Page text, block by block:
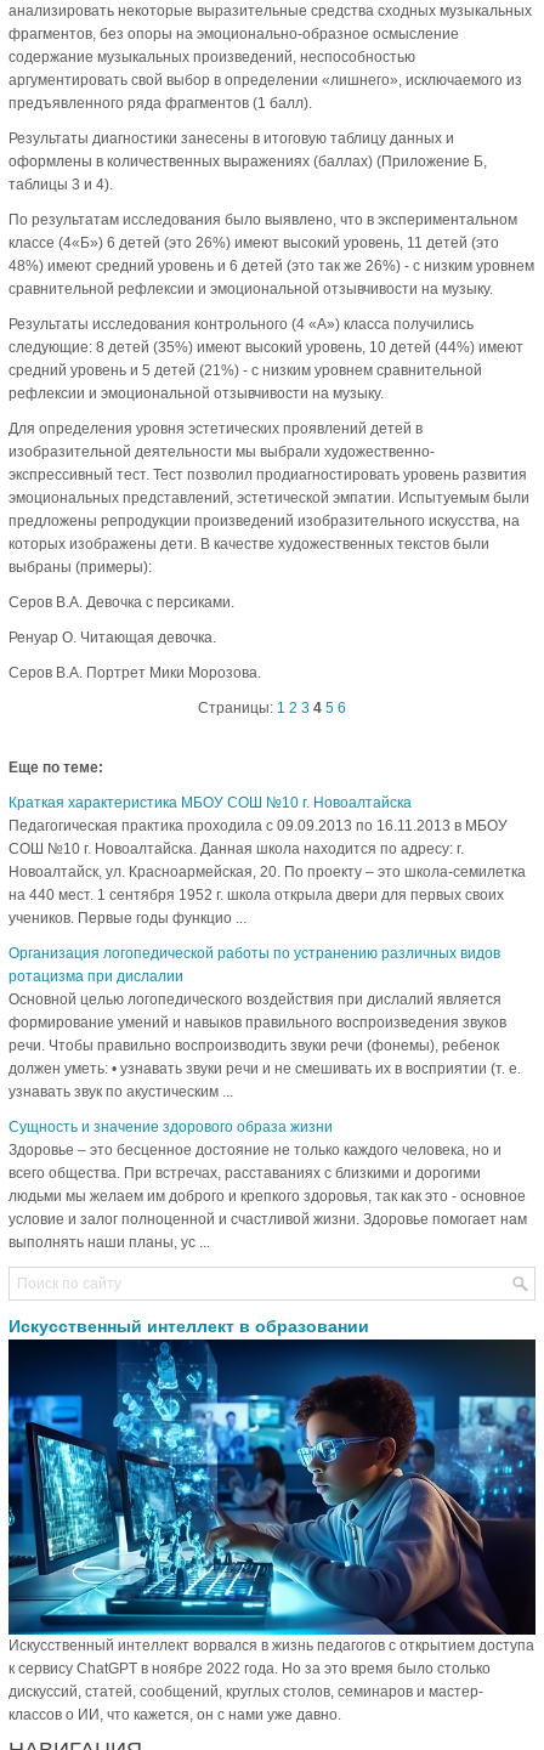
анализировать некоторые выразительные средства сходных музыкальных
фрагментов, без опоры на эмоционально-образное осмысление
содержание музыкальных произведений, неспособностью
аргументировать свой выбор в определении «лишнего», исключаемого из
предъявленного ряда фрагментов (1 балл).
Результаты диагностики занесены в итоговую таблицу данных и
оформлены в количественных выражениях (баллах) (Приложение Б,
таблицы 3 и 4).
По результатам исследования было выявлено, что в экспериментальном
классе (4«Б») 6 детей (это 26%) имеют высокий уровень, 11 детей (это
48%) имеют средний уровень и 6 детей (это так же 26%) - с низким уровнем
сравнительной рефлексии и эмоциональной отзывчивости на музыку.
Результаты исследования контрольного (4 «А») класса получились
следующие: 8 детей (35%) имеют высокий уровень, 10 детей (44%) имеют
средний уровень и 5 детей (21%) - с низким уровнем сравнительной
рефлексии и эмоциональной отзывчивости на музыку.
Для определения уровня эстетических проявлений детей в
изобразительной деятельности мы выбрали художественно-
экспрессивный тест. Тест позволил продиагностировать уровень развития
эмоциональных представлений, эстетической эмпатии. Испытуемым были
предложены репродукции произведений изобразительного искусства, на
которых изображены дети. В качестве художественных текстов были
выбраны (примеры):
Серов В.А. Девочка с персиками.
Ренуар О. Читающая девочка.
Серов В.А. Портрет Мики Морозова.
Страницы: 1 2 3 4 5 6
Еще по теме:
Краткая характеристика МБОУ СОШ №10 г. Новоалтайска
Педагогическая практика проходила с 09.09.2013 по 16.11.2013 в МБОУ
СОШ №10 г. Новоалтайска. Данная школа находится по адресу: г.
Новоалтайск, ул. Красноармейская, 20. По проекту – это школа-семилетка
на 440 мест. 1 сентября 1952 г. школа открыла двери для первых своих
учеников. Первые годы функцио ...
Организация логопедической работы по устранению различных видов
ротацизма при дислалии
Основной целью логопедического воздействия при дислалий является
формирование умений и навыков правильного воспроизведения звуков
речи. Чтобы правильно воспроизводить звуки речи (фонемы), ребенок
должен уметь: • узнавать звуки речи и не смешивать их в восприятии (т. е.
узнавать звук по акустическим ...
Сущность и значение здорового образа жизни
Здоровье – это бесценное достояние не только каждого человека, но и
всего общества. При встречах, расставаниях с близкими и дорогими
людьми мы желаем им доброго и крепкого здоровья, так как это - основное
условие и залог полноценной и счастливой жизни. Здоровье помогает нам
выполнять наши планы, ус ...
Искусственный интеллект в образовании
Искусственный интеллект ворвался в жизнь педагогов с открытием доступа
к сервису ChatGPT в ноябре 2022 года. Но за это время было столько
дискуссий, статей, сообщений, круглых столов, семинаров и мастер-
классов о ИИ, что кажется, он с нами уже давно.